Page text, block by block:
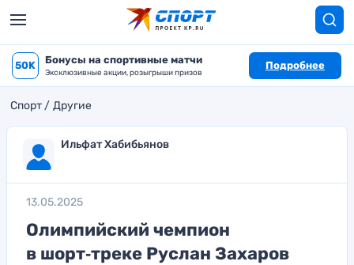
50K Бонусы на спортивные матчи
Эксклюзивные акции, розыгрыши призов
Подробнее
Спорт Другие
Ильфат Хабибьянов
13.05.2025
Олимпийский чемпион
в шорт‑треке Руслан Захаров